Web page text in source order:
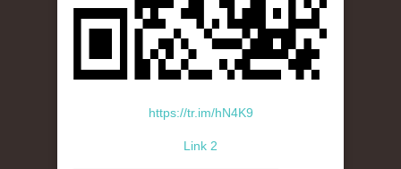
https://tr.im/hN4K9
Link 2